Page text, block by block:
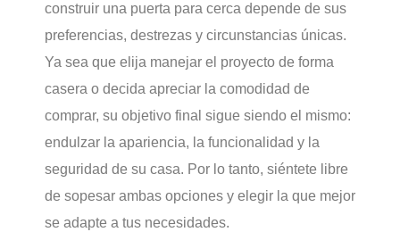
construir una puerta para cerca depende de sus
preferencias, destrezas y circunstancias únicas.
Ya sea que elija manejar el proyecto de forma
casera o decida apreciar la comodidad de
comprar, su objetivo final sigue siendo el mismo:
endulzar la apariencia, la funcionalidad y la
seguridad de su casa. Por lo tanto, siéntete libre
de sopesar ambas opciones y elegir la que mejor
se adapte a tus necesidades.